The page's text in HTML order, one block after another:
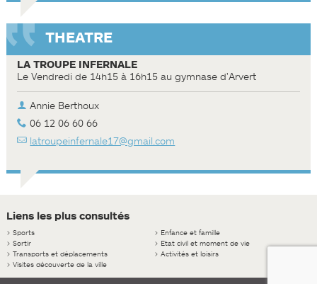
THEATRE
LA TROUPE INFERNALE
Le Vendredi de 14h15 à 16h15 au gymnase d'Arvert
Annie Berthoux
06 12 06 60 66
latroupeinfernale17@gmail.com
Liens les plus consultés
> Sports > Enfance et famille
> Sortir > Etat civil et moment de vie
> Transports et déplacements >Activités et loisirs
> Visites découverte de la ville